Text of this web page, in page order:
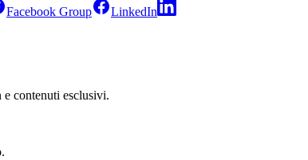
Facebook Group LinkedIn
contenuti esclusivi.